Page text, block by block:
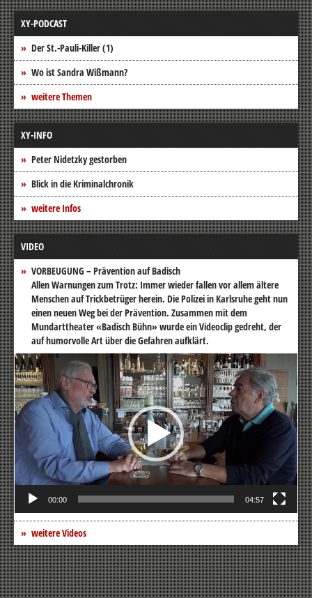
XY-PODCAST
Der St.-Pauli-Killer (1)
Wo ist Sandra Wißmann?
weitere Themen
XY-INFO
Peter Nidetzky gestorben
Blick in die Kriminalchronik
weitere Infos
VIDEO
VORBEUGUNG – Prävention auf Badisch
Allen Warnungen zum Trotz: Immer wieder fallen vor allem ältere
Menschen auf Trickbetrüger herein. Die Polizei in Karlsruhe geht nun
einen neuen Weg bei der Prävention. Zusammen mit dem
Mundarttheater «Badisch Bühn» wurde ein Videoclip gedreht, der
auf humorvolle Art über die Gefahren aufklärt.
Video-
Player
00:00 04:57
weitere Videos